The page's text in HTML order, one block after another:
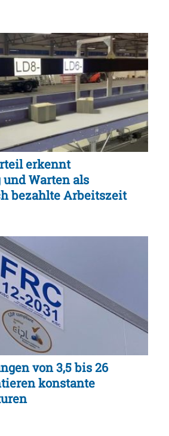
erkennt
Warten als
bezahlte Arbeitszeit
von 3,5 bis 26
konstante